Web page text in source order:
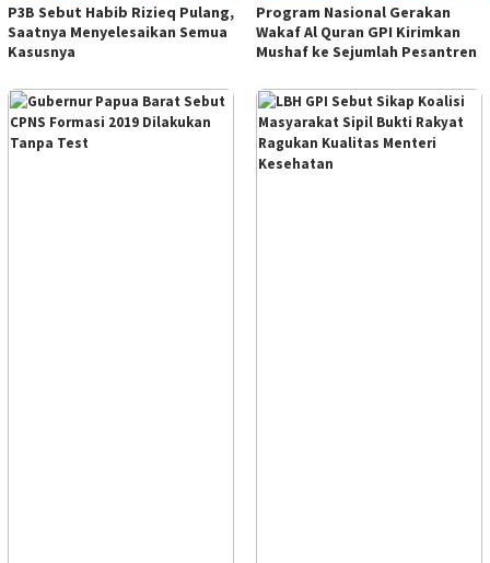
P3B Sebut Habib Rizieq Pulang,
Saatnya Menyelesaikan Semua
Kasusnya
Program Nasional Gerakan
Wakaf Al Quran GPI Kirimkan
Mushaf ke Sejumlah Pesantren